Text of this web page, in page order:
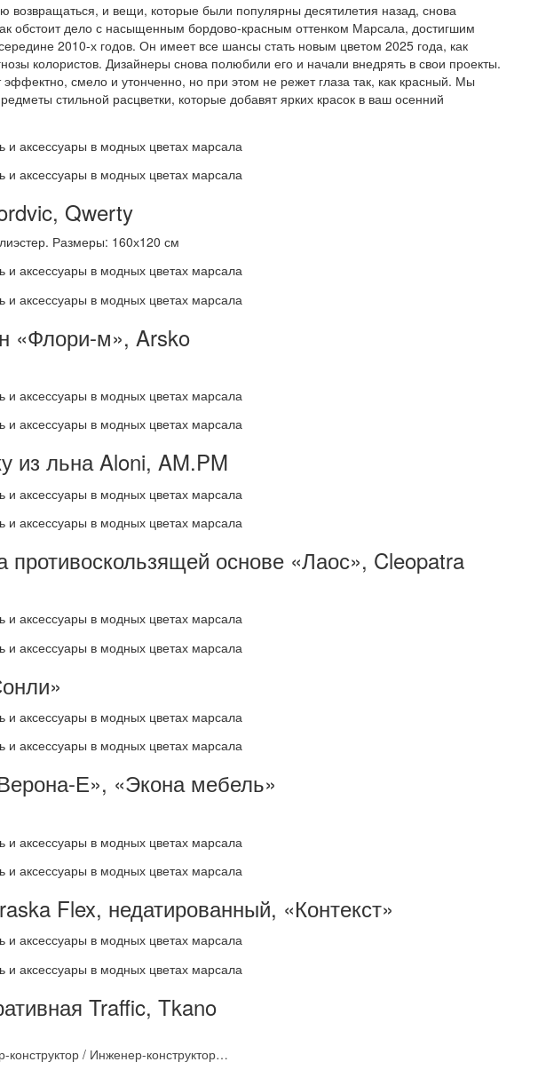
возвращаться, и вещи, которые были популярны десятилетия назад, снова
обстоит дело с насыщенным бордово-красным оттенком Марсала, достигшим
2010-х годов. Он имеет все шансы стать новым цветом 2025 года, как
колористов. Дизайнеры снова полюбили его и начали внедрять в свои проекты.
эффектно, смело и утонченно, но при этом не режет глаза так, как красный. Мы
стильной расцветки, которые добавят ярких красок в ваш осенний
Qwerty
Размеры: 160х120 см
«Флори-м», Arsko
из льна Aloni, AM.PM
противоскользящей основе «Лаос», Cleopatra
Е», «Экона мебель»
Flex, недатированный, «Контекст»
Traffic, Tkano
/ Инженер-конструктор…